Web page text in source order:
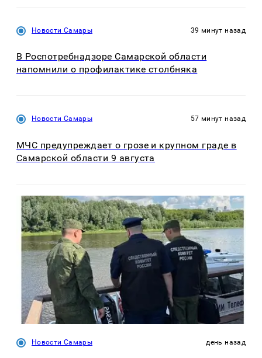
Новости Самары 39 минут назад
В Роспотребнадзоре Самарской области
напомнили о профилактике столбняка
Новости Самары 57 минут назад
МЧС предупреждает о грозе и крупном граде в
Самарской области 9 августа
Новости Самары день назад